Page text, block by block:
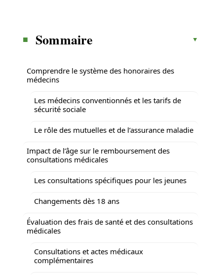
Sommaire
Comprendre le système des honoraires des
médecins
Les médecins conventionnés et les tarifs de
sécurité sociale
Le rôle des mutuelles et de l’assurance maladie
Impact de l’âge sur le remboursement des
consultations médicales
Les consultations spécifiques pour les jeunes
Changements dès 18 ans
Évaluation des frais de santé et des consultations
médicales
Consultations et actes médicaux
complémentaires